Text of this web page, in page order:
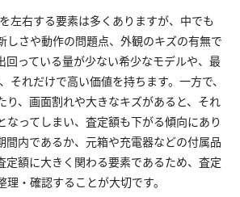
左右する要素は多くありますが、中でも
しさや動作の問題点、外観のキズの有無で
回っている量が少ない希少なモデルや、最
それだけで高い価値を持ちます。一方で、
り、画面割れや大きなキズがあると、それ
なってしまい、査定額も下がる傾向にあり
間内であるか、元箱や充電器などの付属品
定額に大きく関わる要素であるため、査定
・確認することが大切です。